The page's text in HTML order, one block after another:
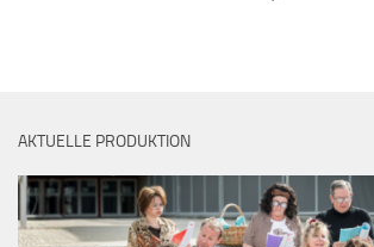
AKTUELLE PRODUKTION